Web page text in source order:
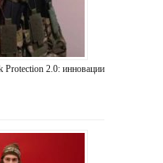
Protection 2.0: инновации